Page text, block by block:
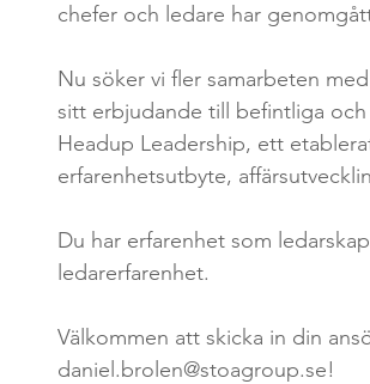
chefer och ledare har
Nu söker vi fler samarbeten
sitt erbjudande till befintliga
Headup Leadership, ett
erfarenhetsutbyte,
Du har erfarenhet som
ledarerfarenhet.
Välkommen att skicka in din
daniel.brolen@stoagroup.se!